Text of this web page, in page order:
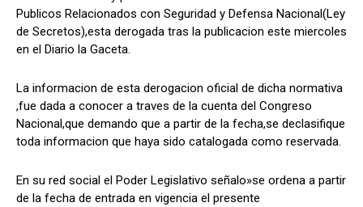
Comparta
Comparta
Publicos Relacionados con Seguridad y Defensa Nacional(Ley
de Secretos),esta derogada tras la publicacion este miercoles
en el Diario la Gaceta.
La informacion de esta derogacion oficial de dicha normativa
,fue dada a conocer a traves de la cuenta del Congreso
Nacional,que demando que a partir de la fecha,se declasifique
toda informacion que haya sido catalogada como reservada.
En su red social el Poder Legislativo señalo»se ordena a partir
de la fecha de entrada en vigencia el presente